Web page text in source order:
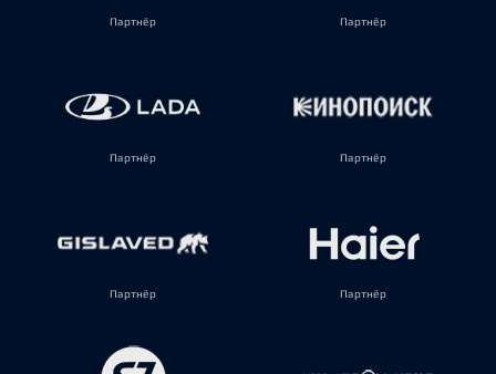
Партнёр Партнёр
Партнёр Партнёр
Партнёр Партнёр